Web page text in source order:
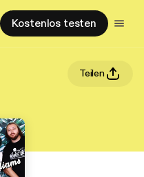
Kostenlos testen
Teilen